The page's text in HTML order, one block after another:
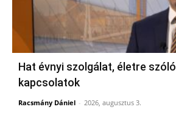
Hat évnyi szolgálat, életre szóló
kapcsolatok
Racsmány Dániel - 2026, augusztus 3.